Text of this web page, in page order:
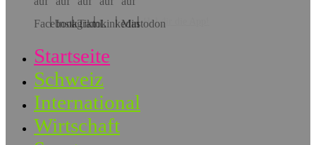
Hol dir die App!
Startseite
Schweiz
International
Wirtschaft